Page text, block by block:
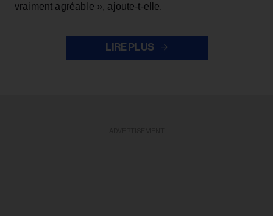
vraiment agréable », ajoute-t-elle.
LIRE PLUS